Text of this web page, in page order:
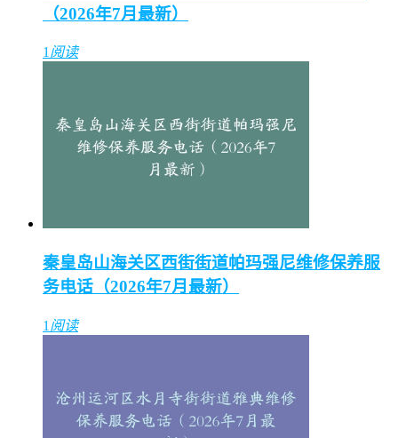
（2026年7月最新）
1 阅读
秦皇岛山海关区西街街道帕玛强尼维修保养服
务电话（2026年7月最新）
1 阅读